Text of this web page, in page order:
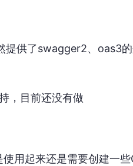
提供了swagger2、oas3
，目前还没有做
用起来还是需要创建一